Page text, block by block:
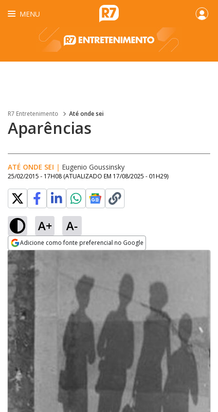
MENU
R7 Entretenimento Até onde sei
Aparências
ATÉ ONDE SEI | Eugenio Goussinsky
25/02/2015 - 17H08 (ATUALIZADO EM 17/08/2025 - 01H29)
A+ A-
Adicione como fonte preferencial no Google
Opens in new window